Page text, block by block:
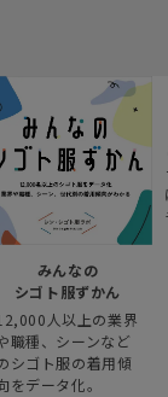
みんなの
シゴト服ずかん
人以上の業界
職種、シーンなど
シゴト服の着用傾
をデータ化。